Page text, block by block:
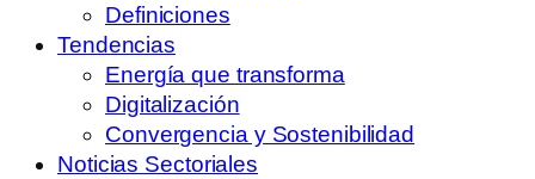
Definiciones
Tendencias
Energía que transforma
Digitalización
Convergencia y Sostenibilidad
Noticias Sectoriales